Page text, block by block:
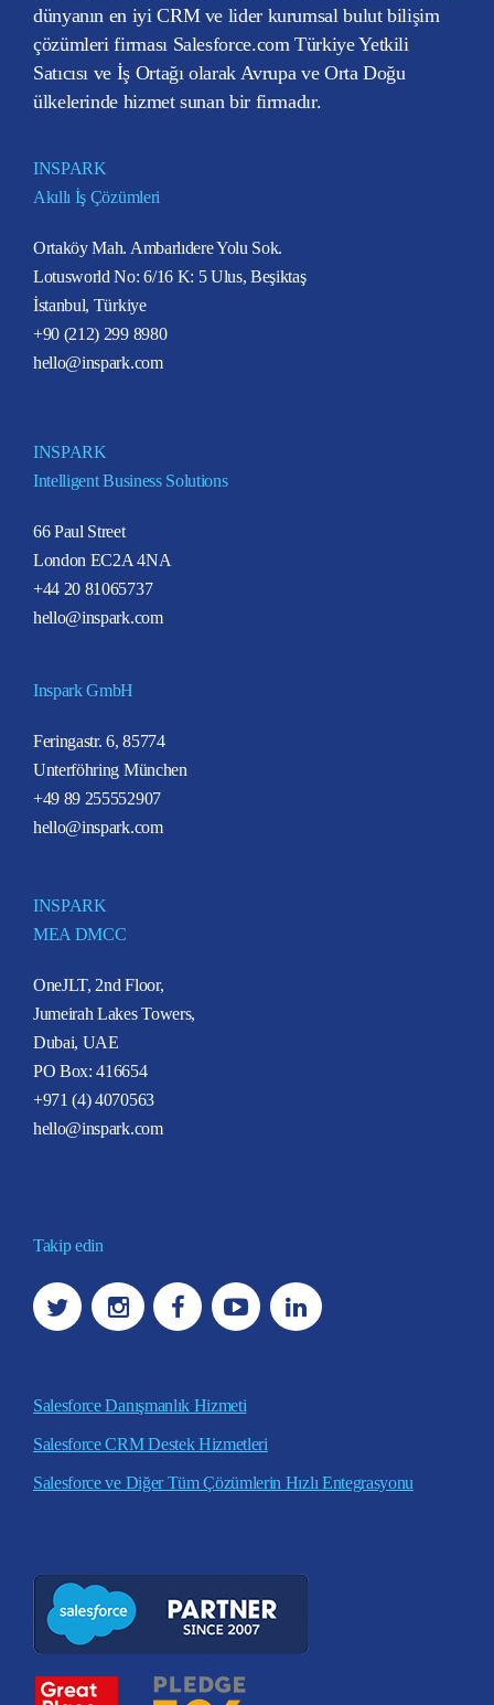
dünyanın en iyi CRM ve lider kurumsal bulut bilişim
çözümleri firması Salesforce.com Türkiye Yetkili
Satıcısı ve İş Ortağı olarak Avrupa ve Orta Doğu
ülkelerinde hizmet sunan bir firmadır.
INSPARK
Akıllı İş Çözümleri
Ortaköy Mah. Ambarlıdere Yolu Sok.
Lotusworld No: 6/16 K: 5 Ulus, Beşiktaş
İstanbul, Türkiye
+90 (212) 299 8980
hello@inspark.com
INSPARK
Intelligent Business Solutions
66 Paul Street
London EC2A 4NA
+44 20 81065737
hello@inspark.com
Inspark GmbH
Feringastr. 6, 85774
Unterföhring München
+49 89 255552907
hello@inspark.com
INSPARK
MEA DMCC
OneJLT, 2nd Floor,
Jumeirah Lakes Towers,
Dubai, UAE
PO Box: 416654
+971 (4) 4070563
hello@inspark.com
Takip edin
Salesforce Danışmanlık Hizmeti
Salesforce CRM Destek Hizmetleri
Salesforce ve Diğer Tüm Çözümlerin Hızlı Entegrasyonu